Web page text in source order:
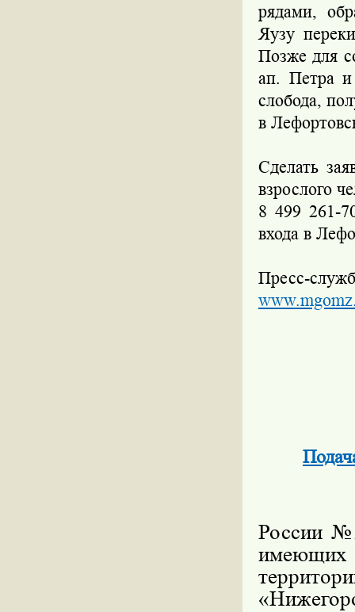
рядами,
Яузу
Позже для
ап. Петра
слобода,
в
Сделать
взрослого
8 499 261-
входа в
Пресс-
России
имеющих